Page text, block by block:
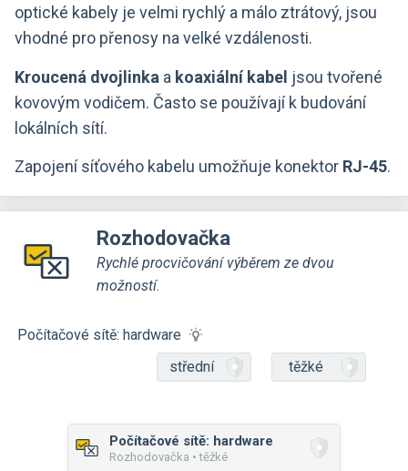
optické kabely je velmi rychlý a málo ztrátový, jsou
vhodné pro přenosy na velké vzdálenosti.
Kroucená dvojlinka a koaxiální kabel jsou tvořené
kovovým vodičem. Často se používají k budování
lokálních sítí.
Zapojení síťového kabelu umožňuje konektor RJ-45.
Rozhodovačka
Rychlé procvičování výběrem ze dvou
možností.
Počítačové sítě: hardware
střední
těžké
Počítačové sítě: hardware
Rozhodovačka • těžké